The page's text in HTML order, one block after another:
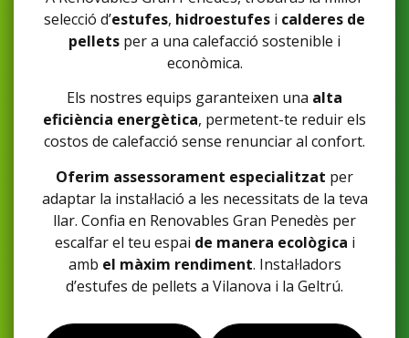
selecció d’estufes, hidroestufes i calderes de
pellets per a una calefacció sostenible i
econòmica.
Els nostres equips garanteixen una alta
eficiència energètica, permetent-te reduir els
costos de calefacció sense renunciar al confort.
Oferim assessorament especialitzat per
adaptar la instal·lació a les necessitats de la teva
llar. Confia en Renovables Gran Penedès per
escalfar el teu espai de manera ecològica i
amb el màxim rendiment. Instal·ladors
d’estufes de pellets a Vilanova i la Geltrú.